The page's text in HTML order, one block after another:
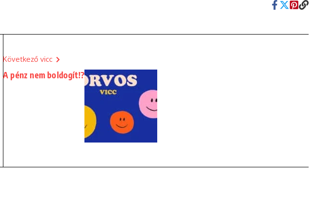
Következő vicc
A pénz nem boldogít!?